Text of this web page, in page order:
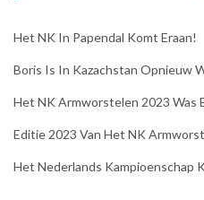
Het NK In Papendal Komt Eraan!
Boris Is In Kazachstan Opnieuw
Het NK Armworstelen 2023 Was
Editie 2023 Van Het NK
Het Nederlands Kampioenschap